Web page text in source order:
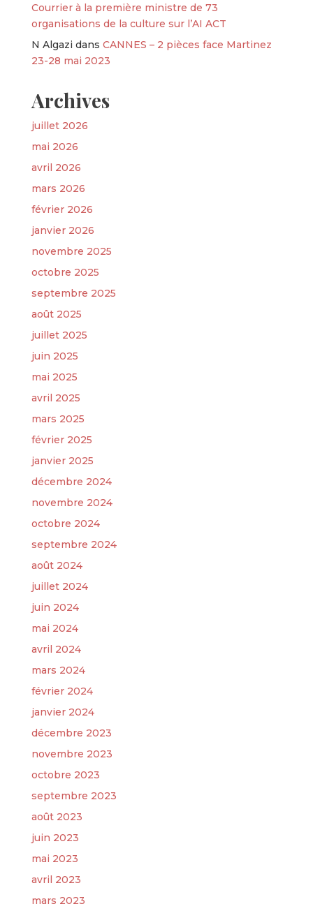
Courrier à la première ministre de 73
organisations de la culture sur l’AI ACT
N Algazi dans CANNES – 2 pièces face Martinez
23-28 mai 2023
Archives
juillet 2026
mai 2026
avril 2026
mars 2026
février 2026
janvier 2026
novembre 2025
octobre 2025
septembre 2025
août 2025
juillet 2025
juin 2025
mai 2025
avril 2025
mars 2025
février 2025
janvier 2025
décembre 2024
novembre 2024
octobre 2024
septembre 2024
août 2024
juillet 2024
juin 2024
mai 2024
avril 2024
mars 2024
février 2024
janvier 2024
décembre 2023
novembre 2023
octobre 2023
septembre 2023
août 2023
juin 2023
mai 2023
avril 2023
mars 2023